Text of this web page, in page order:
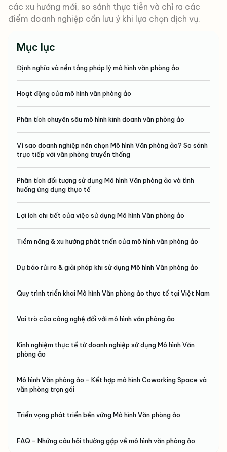
các xu hướng mới, so sánh thực tiễn và chỉ ra các
điểm doanh nghiệp cần lưu ý khi lựa chọn dịch vụ.
Mục lục
Định nghĩa và nền tảng pháp lý mô hình văn phòng ảo
Hoạt động của mô hình văn phòng ảo
Phân tích chuyên sâu mô hình kinh doanh văn phòng ảo
Vì sao doanh nghiệp nên chọn Mô hình Văn phòng ảo? So sánh
trực tiếp với văn phòng truyền thống
Phân tích đối tượng sử dụng Mô hình Văn phòng ảo và tình
huống ứng dụng thực tế
Lợi ích chi tiết của việc sử dụng Mô hình Văn phòng ảo
Tiềm năng & xu hướng phát triển của mô hình văn phòng ảo
Dự báo rủi ro & giải pháp khi sử dụng Mô hình Văn phòng ảo
Quy trình triển khai Mô hình Văn phòng ảo thực tế tại Việt Nam
Vai trò của công nghệ đối với mô hình văn phòng ảo
Kinh nghiệm thực tế từ doanh nghiệp sử dụng Mô hình Văn
phòng ảo
Mô hình Văn phòng ảo – Kết hợp mô hình Coworking Space và
văn phòng trọn gói
Triển vọng phát triển bền vững Mô hình Văn phòng ảo
FAQ – Những câu hỏi thường gặp về mô hình văn phòng ảo